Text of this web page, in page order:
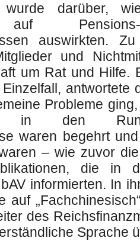
wurde darüber,
auf
auswirkten.
und
um Rat und Hilfe.
antwortete
Probleme
in den
waren begehrt
– wie zuvor
die in
informierten. In
auf
des
Sprache